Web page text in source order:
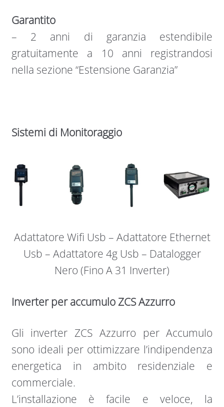
Garantito
– 2 anni di garanzia estendibile
gratuitamente a 10 anni registrandosi
nella sezione “Estensione Garanzia”
Sistemi di Monitoraggio
Adattatore Wifi Usb – Adattatore Ethernet
Usb – Adattatore 4g Usb – Datalogger
Nero (Fino A 31 Inverter)
Inverter per accumulo ZCS Azzurro
Gli inverter ZCS Azzurro per Accumulo
sono ideali per ottimizzare l’indipendenza
energetica in ambito residenziale e
commerciale.
L’installazione è facile e veloce, la